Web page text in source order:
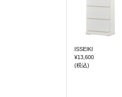
ISSEIKI
¥13,600
(税込)